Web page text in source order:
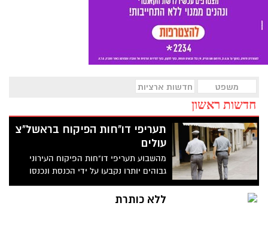
משפט חדשות ארציות
חדשות ראשון
תעריפי דו"חות הפיקוח בראשל"צ
עולים
מהשבוע תעריפי דו"חות הפיקוח העירוני
גבוהים יותרו נקבעו על ידי הכנסת ונכנסו
לתוקף בשבוע שעבר.
ללא כותרת